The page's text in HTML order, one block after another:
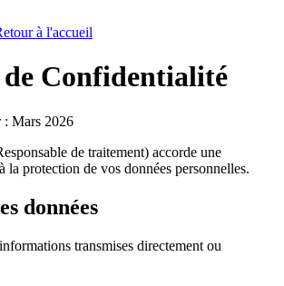
à l'accueil
Confidentialité
: Mars 2026
de traitement) accorde une
la protection de vos données personnelles.
données
transmises directement ou